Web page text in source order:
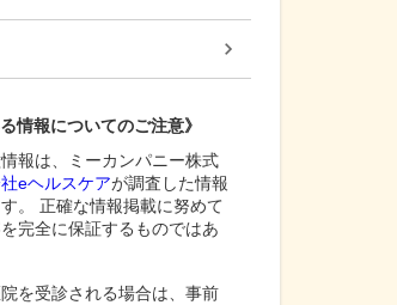
情報についてのご注意》
報は、ミーカンパニー株式
eヘルスケアが調査した情報
。 正確な情報掲載に努めて
完全に保証するものではあ
を受診される場合は、事前